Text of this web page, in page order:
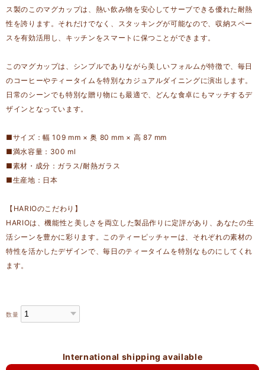
ス製のこのマグカップは、熱い飲み物を安心してサーブできる優れた耐熱
性を誇ります。それだけでなく、スタッキングが可能なので、収納スペー
スを有効活用し、キッチンをスマートに保つことができます。
このマグカップは、シンプルでありながら美しいフォルムが特徴で、毎日
のコーヒーやティータイムを特別なカジュアルダイニングに演出します。
日常のシーンでも特別な贈り物にも最適で、どんな食卓にもマッチするデ
ザインとなっています。
■サイズ：幅 109 mm × 奥 80 mm × 高 87 mm
■満水容量：300 ml
■素材・成分：ガラス/耐熱ガラス
■生産地：日本
【HARIOのこだわり】
HARIOは、機能性と美しさを両立した製品作りに定評があり、あなたの生
活シーンを豊かに彩ります。このティーピッチャーは、それぞれの素材の
特性を活かしたデザインで、毎日のティータイムを特別なものにしてくれ
ます。
数量
International shipping available